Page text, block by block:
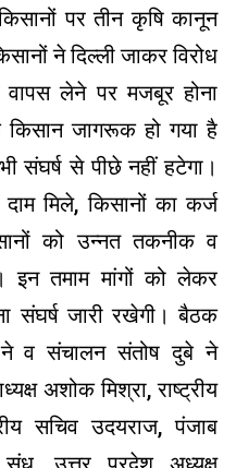
पर तीन कृषि कानून
ने दिल्ली जाकर विरोध
लेने पर मजबूर होना
जागरूक हो गया है
संघर्ष से पीछे नहीं हटेगा।
मिले, किसानों का कर्ज
को उन्नत तकनीक व
इन तमाम मांगों को लेकर
संघर्ष जारी रखेगी। बैठक
ने व संचालन संतोष दुबे ने
अशोक मिश्रा, राष्ट्रीय
सचिव उदयराज, पंजाब